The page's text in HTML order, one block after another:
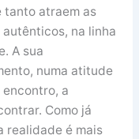
tanto atraem as
na linha
A sua
numa atitude
a
Como já
realidade é mais